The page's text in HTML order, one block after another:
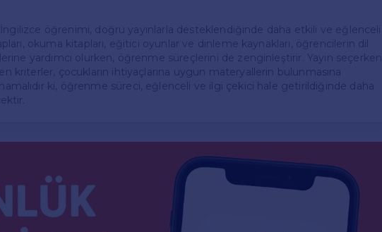
İngilizce öğrenimi, doğru yayınlarla desteklendiğinde daha etkili ve eğlenceli
okuma kitapları, eğitici oyunlar ve dinleme kaynakları, öğrencilerin dil
yardımcı olurken, öğrenme süreçlerini de zenginleştirir. Yayın seçerken
kriterler, çocukların ihtiyaçlarına uygun materyallerin bulunmasına
ki, öğrenme süreci, eğlenceli ve ilgi çekici hale getirildiğinde daha